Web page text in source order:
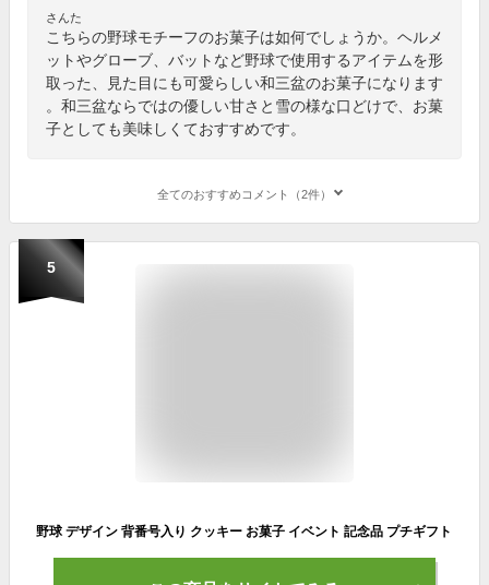
さんた
こちらの野球モチーフのお菓子は如何でしょうか。ヘルメ
ットやグローブ、バットなど野球で使用するアイテムを形
取った、見た目にも可愛らしい和三盆のお菓子になります
。和三盆ならではの優しい甘さと雪の様な口どけで、お菓
子としても美味しくておすすめです。
全てのおすすめコメント（2件）
5
野球 デザイン 背番号入り クッキー お菓子 イベント 記念品 プチギフト